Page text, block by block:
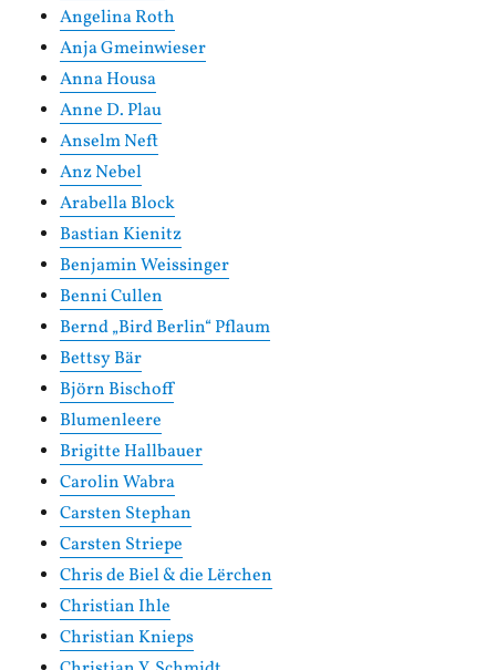
Angelina Roth
Anja Gmeinwieser
Anna Housa
Anne D. Plau
Anselm Neft
Anz Nebel
Arabella Block
Bastian Kienitz
Benjamin Weissinger
Benni Cullen
Bernd „Bird Berlin“ Pflaum
Bettsy Bär
Björn Bischoff
Blumenleere
Brigitte Hallbauer
Carolin Wabra
Carsten Stephan
Carsten Striepe
Chris de Biel & die Lërchen
Christian Ihle
Christian Knieps